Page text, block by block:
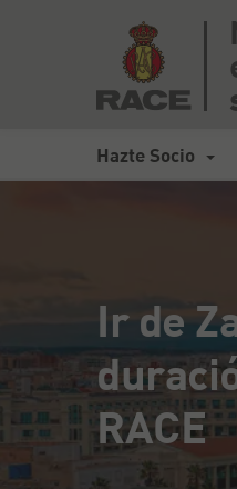
Hazte Socio
Inicio>Mapa de
Ir de
RACE